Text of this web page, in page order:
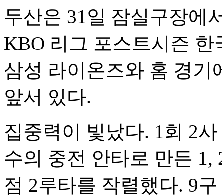
두산은 31일 잠실구장에
KBO 리그 포스트시즌
삼성 라이온즈와 홈 경기
앞서 있다.
집중력이 빛났다. 1회 2
수의 중전 안타로 만든
점 2루타를 작렬했다. 9